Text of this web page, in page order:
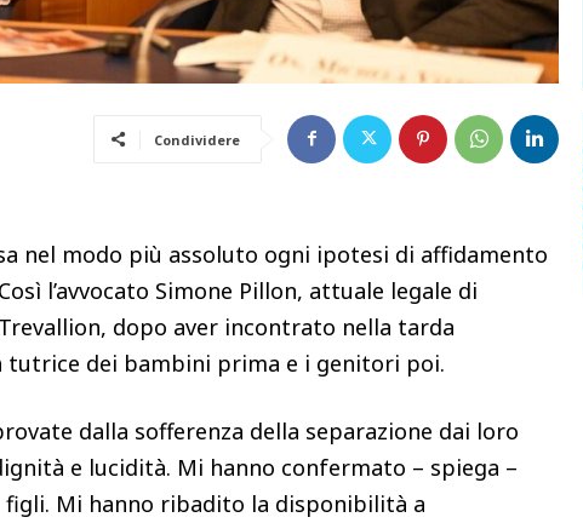
Condividere
nel modo più assoluto ogni ipotesi di affidamento
l’avvocato Simone Pillon, attuale legale di
dopo aver incontrato nella tarda
dei bambini prima e i genitori poi.
dalla sofferenza della separazione dai loro
e lucidità. Mi hanno confermato – spiega –
Mi hanno ribadito la disponibilità a